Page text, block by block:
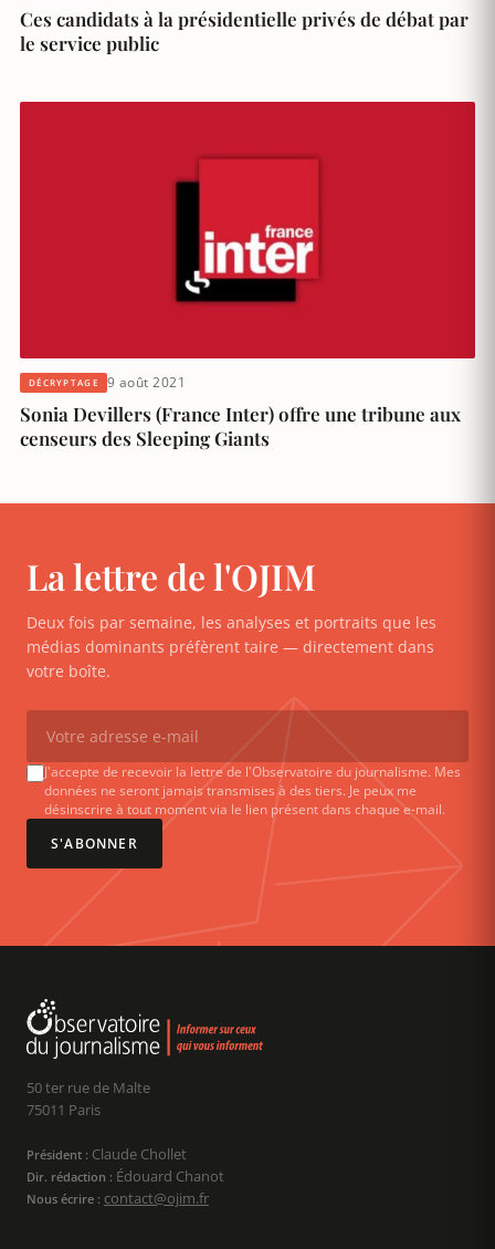
Ces candidats à la présidentielle privés de débat par
le service public
DÉCRYPTAGE 9 août 2021
Sonia Devillers (France Inter) offre une tribune aux
censeurs des Sleeping Giants
La lettre de l'OJIM
Deux fois par semaine, les analyses et portraits que les
médias dominants préfèrent taire — directement dans
votre boîte.
J'accepte de recevoir la lettre de l'Observatoire du journalisme. Mes
données ne seront jamais transmises à des tiers. Je peux me
désinscrire à tout moment via le lien présent dans chaque e-mail.
S'ABONNER
50 ter rue de Malte
75011 Paris
Président : Claude Chollet
Dir. rédaction : Édouard Chanot
Nous écrire : contact@ojim.fr